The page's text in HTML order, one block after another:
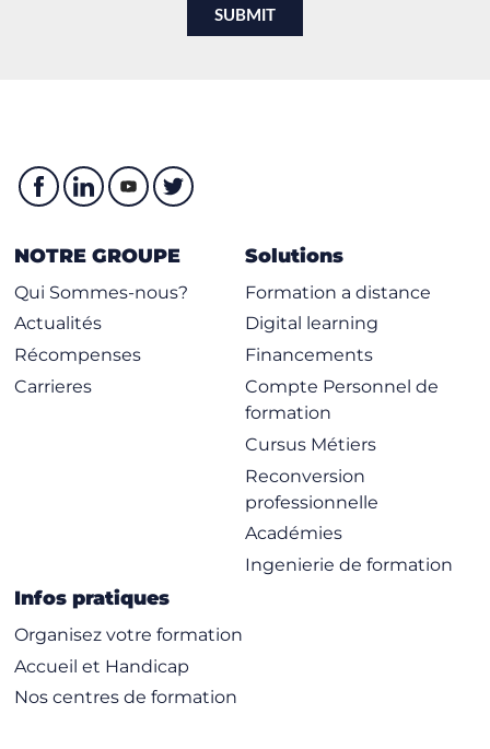
NOTRE GROUPE
Qui Sommes-nous?
Actualités
Récompenses
Carrieres
Solutions
Formation a distance
Digital learning
Financements
Compte Personnel de
formation
Cursus Métiers
Reconversion
professionnelle
Académies
Ingenierie de formation
Infos pratiques
Organisez votre formation
Accueil et Handicap
Nos centres de formation